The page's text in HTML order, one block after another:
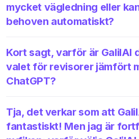
mycket vägledning eller
behoven automatiskt?
Kort sagt, varför är GalilAI
valet för revisorer jämfört
ChatGPT?
Tja, det verkar som att
fantastiskt! Men jag är